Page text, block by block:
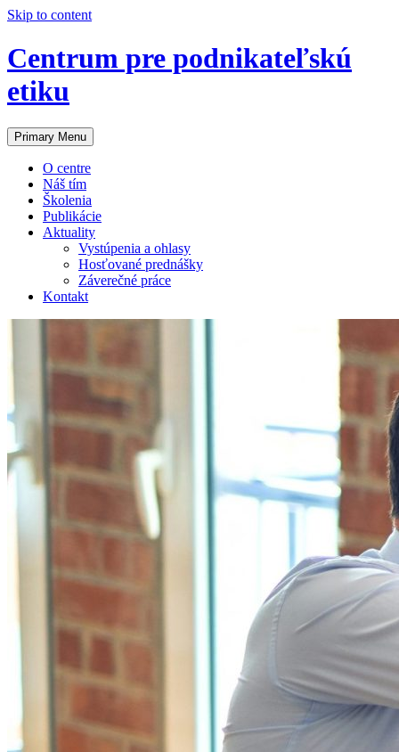
Skip to content
Centrum pre podnikateľskú
etiku
Primary Menu
O centre
Náš tím
Školenia
Publikácie
Aktuality
Vystúpenia a ohlasy
Hosťované prednášky
Záverečné práce
Kontakt